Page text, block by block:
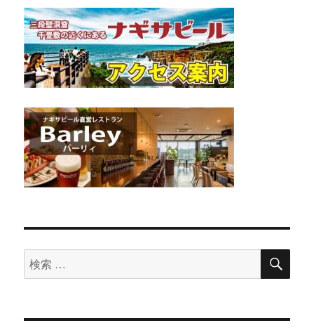
検
索
象:
検